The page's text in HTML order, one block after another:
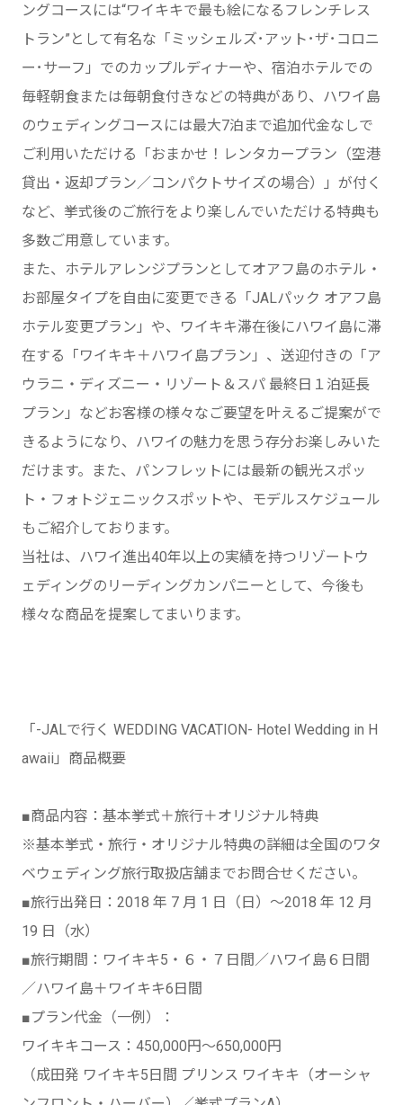
ングコースには“ワイキキで最も絵になるフレンチレス
トラン”として有名な「ミッシェルズ･アット･ザ･コロニ
ー･サーフ」でのカップルディナーや、宿泊ホテルでの
毎軽朝食または毎朝食付きなどの特典があり、ハワイ島
のウェディングコースには最大7泊まで追加代金なしで
ご利用いただける「おまかせ！レンタカープラン（空港
貸出・返却プラン／コンパクトサイズの場合）」が付く
など、挙式後のご旅行をより楽しんでいただける特典も
多数ご用意しています。
また、ホテルアレンジプランとしてオアフ島のホテル・
お部屋タイプを自由に変更できる「JALパック オアフ島
ホテル変更プラン」や、ワイキキ滞在後にハワイ島に滞
在する「ワイキキ＋ハワイ島プラン」、送迎付きの「ア
ウラニ・ディズニー・リゾート＆スパ 最終日１泊延長
プラン」などお客様の様々なご要望を叶えるご提案がで
きるようになり、ハワイの魅力を思う存分お楽しみいた
だけます。また、パンフレットには最新の観光スポッ
ト・フォトジェニックスポットや、モデルスケジュール
もご紹介しております。
当社は、ハワイ進出40年以上の実績を持つリゾートウ
ェディングのリーディングカンパニーとして、今後も
様々な商品を提案してまいります。
「-JALで行く WEDDING VACATION- Hotel Wedding in H
awaii」商品概要
■商品内容：基本挙式＋旅行＋オリジナル特典
※基本挙式・旅行・オリジナル特典の詳細は全国のワタ
ベウェディング旅行取扱店舗までお問合せください。
■旅行出発日：2018 年 7 月 1 日（日）～2018 年 12 月
19 日（水）
■旅行期間：ワイキキ5・６・７日間／ハワイ島６日間
／ハワイ島＋ワイキキ6日間
■プラン代金（一例）：
ワイキキコース：450,000円～650,000円
（成田発 ワイキキ5日間 プリンス ワイキキ（オーシャ